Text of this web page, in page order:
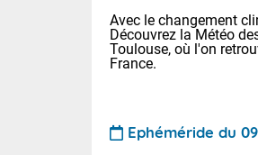
Avec le changement
Découvrez la Météo
Toulouse, où l'on
France.
Ephéméride du